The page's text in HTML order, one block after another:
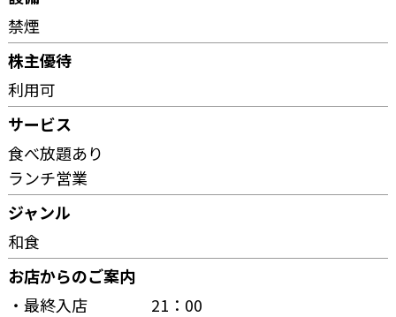
禁煙
株主優待
利用可
サービス
食べ放題あり
ランチ営業
ジャンル
和食
お店からのご案内
・最終入店 21：00